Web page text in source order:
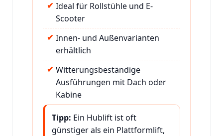
Ideal für Rollstühle und E-
Scooter
Innen- und Außenvarianten
erhältlich
Witterungsbeständige
Ausführungen mit Dach oder
Kabine
Tipp: Ein Hublift ist oft
günstiger als ein Plattformlift,